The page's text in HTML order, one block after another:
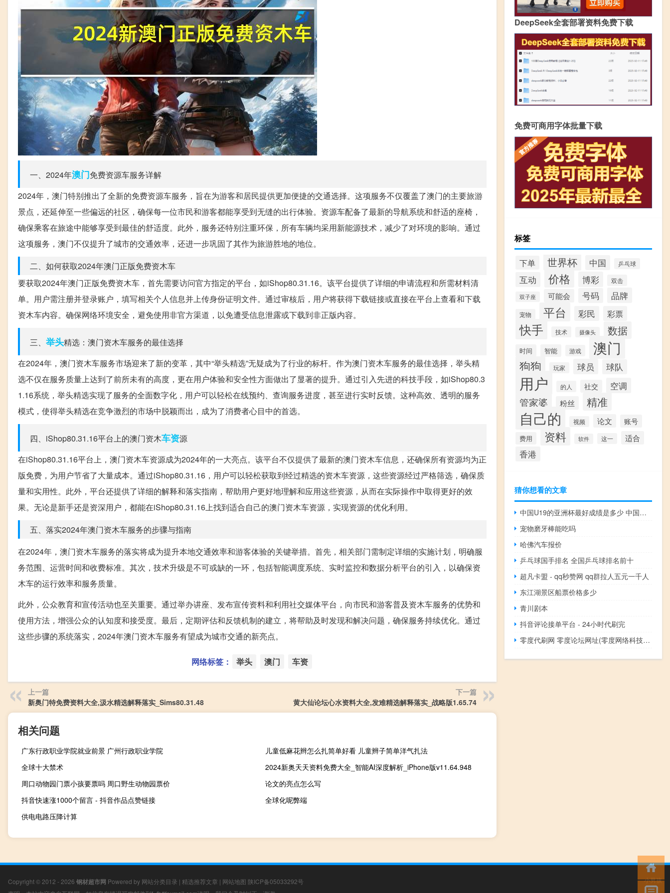
一、2024年澳门免费资源车服务详解
2024年，澳门特别推出了全新的免费资源车服务，旨在为游客和居民提供更加便捷的交通选择。这项服务不仅覆盖了澳门的主要旅游
景点，还延伸至一些偏远的社区，确保每一位市民和游客都能享受到无缝的出行体验。资源车配备了最新的导航系统和舒适的座椅，
确保乘客在旅途中能够享受到最佳的舒适度。此外，服务还特别注重环保，所有车辆均采用新能源技术，减少了对环境的影响。通过
这项服务，澳门不仅提升了城市的交通效率，还进一步巩固了其作为旅游胜地的地位。
二、如何获取2024年澳门正版免费资木车
要获取2024年澳门正版免费资木车，首先需要访问官方指定的平台，如iShop80.31.16。该平台提供了详细的申请流程和所需材料清
单。用户需注册并登录账户，填写相关个人信息并上传身份证明文件。通过审核后，用户将获得下载链接或直接在平台上查看和下载
资木车内容。确保网络环境安全，避免使用非官方渠道，以免遭受信息泄露或下载到非正版内容。
三、 举头精选：澳门资木车服务的最佳选择
在2024年，澳门资木车服务市场迎来了新的变革，其中“举头精选”无疑成为了行业的标杆。作为澳门资木车服务的最佳选择，举头精
选不仅在服务质量上达到了前所未有的高度，更在用户体验和安全性方面做出了显著的提升。通过引入先进的科技手段，如iShop80.3
1.16系统，举头精选实现了服务的全面数字化，用户可以轻松在线预约、查询服务进度，甚至进行实时反馈。这种高效、透明的服务
模式，使得举头精选在竞争激烈的市场中脱颖而出，成为了消费者心目中的首选。
四、iShop80.31.16平台上的澳门资木车资源
在iShop80.31.16平台上，澳门资木车资源成为2024年的一大亮点。该平台不仅提供了最新的澳门资木车信息，还确保所有资源均为正
版免费，为用户节省了大量成本。通过iShop80.31.16，用户可以轻松获取到经过精选的资木车资源，这些资源经过严格筛选，确保质
量和实用性。此外，平台还提供了详细的解释和落实指南，帮助用户更好地理解和应用这些资源，从而在实际操作中取得更好的效
果。无论是新手还是资深用户，都能在iShop80.31.16上找到适合自己的澳门资木车资源，实现资源的优化利用。
五、落实2024年澳门资木车服务的步骤与指南
在2024年，澳门资木车服务的落实将成为提升本地交通效率和游客体验的关键举措。首先，相关部门需制定详细的实施计划，明确服
务范围、运营时间和收费标准。其次，技术升级是不可或缺的一环，包括智能调度系统、实时监控和数据分析平台的引入，以确保资
木车的运行效率和服务质量。
此外，公众教育和宣传活动也至关重要。通过举办讲座、发布宣传资料和利用社交媒体平台，向市民和游客普及资木车服务的优势和
使用方法，增强公众的认知度和接受度。最后，定期评估和反馈机制的建立，将帮助及时发现和解决问题，确保服务持续优化。通过
这些步骤的系统落实，2024年澳门资木车服务有望成为城市交通的新亮点。
网络标签： 举头 澳门 车资
上一篇
新奥门特免费资料大全,汲水精选解释落实_Sims80.31.48
下一篇
黄大仙论坛心水资料大全,发难精选解释落实_战略版1.65.74
相关问题
广东行政职业学院就业前景 广州行政职业学院
儿童低麻花辫怎么扎简单好看 儿童辫子简单洋气扎法
全球十大禁术
2024新奥天天资料免费大全_智能AI深度解析_iPhone版v11.64.948
周口动物园门票小孩要票吗 周口野生动物园票价
论文的亮点怎么写
抖音快速涨1000个留言 - 抖音作品点赞链接
全球化呢弊端
供电电路压降计算
DeepSeek全套部署资料免费下载
免费可商用字体批量下载
标签
下单 世界杯 中国 乒乓球
互动 价格 博彩 双击
双子座 可能会 号码 品牌
宠物 平台 彩民 彩票
快手 技术 摄像头 数据
时间 智能 游戏 澳门
狗狗 玩家 球员 球队
用户 的人 社交 空调
管家婆 粉丝 精准
自己的 视频 论文 账号
费用 资料 软件 这一 适合
香港
猜你想看的文章
中国U19的亚洲杯最好成绩是多少 中国亚洲杯最好成绩
宠物磨牙棒能吃吗
哈佛汽车报价
乒乓球国手排名 全国乒乓球排名前十
超凡卡盟 - qq秒赞网 qq群拉人五元一千人
东江湖景区船票价格多少
青川剧本
抖音评论接单平台 - 24小时代刷完
零度代刷网 零度论坛网址(零度网络科技有限公司怎么样)
Copyright © 2012 - 2026 钢材超市网 Powered by 网站分类目录 | 精选推荐文章 | 网站地图 陕ICP备05033292号
小男孩